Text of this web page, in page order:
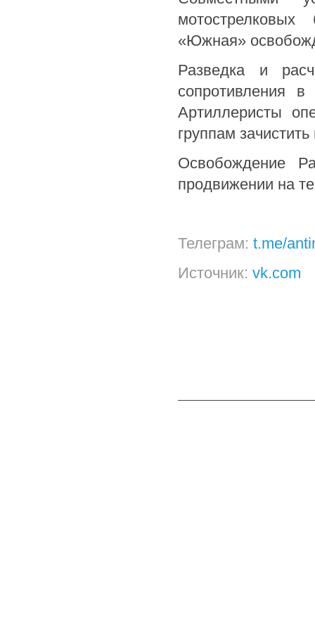
«Южная»
Разведка и
сопротивления
Артиллеристы
группам
Освобождение
продвижении на
Телеграм: t.me/
Источник: vk.com